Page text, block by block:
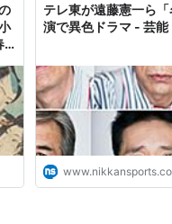
テレ東が遠藤憲一ら
演で異色ドラマ - 芸